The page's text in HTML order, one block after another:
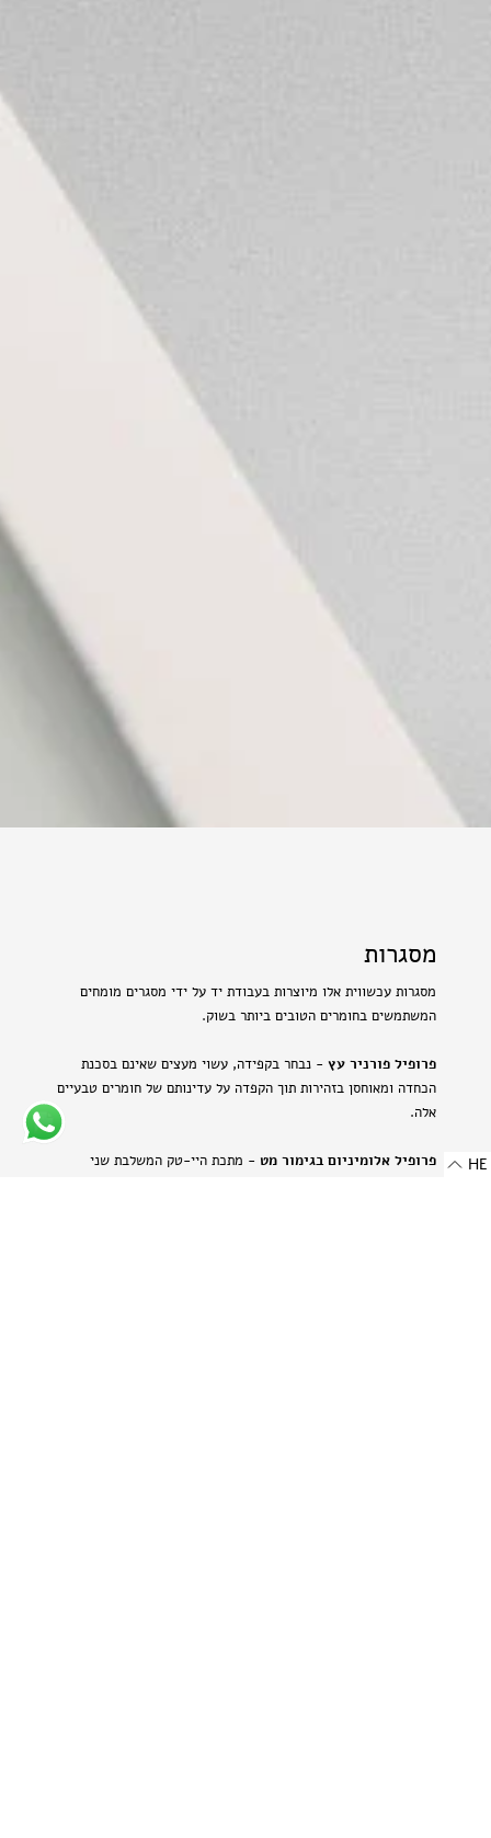
מסגרות
מסגרות עכשווית אלו מיוצרות בעבודת יד על ידי מסגרים מומחים
המשתמשים בחומרים הטובים ביותר בשוק.
פרופיל פורניר עץ - נבחר בקפידה, עשוי מעצים שאינם בסכנת
הכחדה ומאוחסן בזהירות תוך הקפדה על עדינותם של חומרים טבעיים
אלה.
פרופיל אלומיניום בגימור מט - מתכת היי-טק המשלבת שני
HE